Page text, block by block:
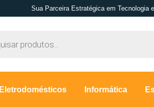
Sua Parceira Estratégica em Tecnologia
Eletrodomésticos Informática